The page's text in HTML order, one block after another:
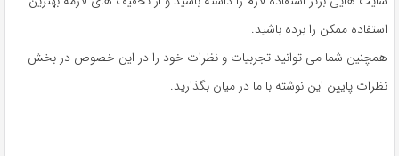
استفاده ممکن را برده باشید.
همچنین شما می توانید تجربیات و نظرات خود را در این خصوص در بخش
نظرات پایین این نوشته با ما در میان بگذارید.